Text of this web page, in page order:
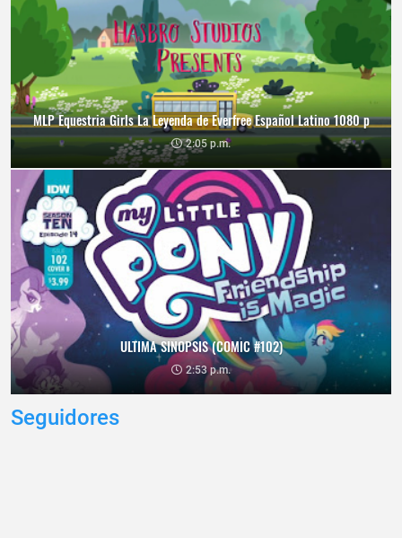
MLP Equestria Girls La Leyenda de Everfree Español Latino 1080 p
2:05 p.m.
ULTIMA SINOPSIS (COMIC #102)
2:53 p.m.
Seguidores